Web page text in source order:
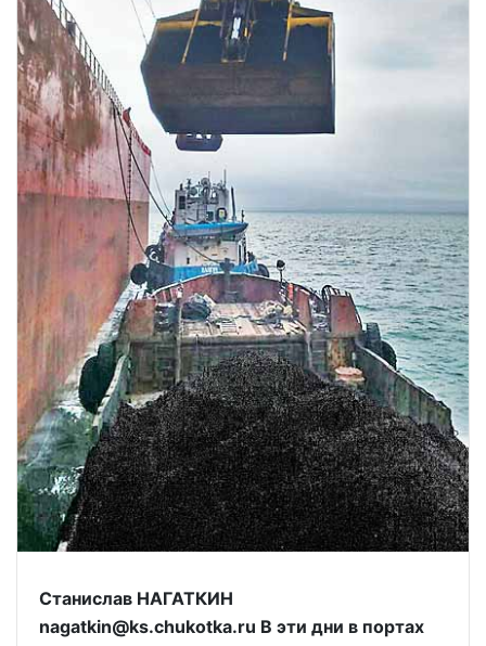
Станислав НАГАТКИН
nagatkin@ks.chukotka.ru В эти дни в портах